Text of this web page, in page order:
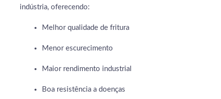
indústria, oferecendo:
Melhor qualidade de fritura
Menor escurecimento
Maior rendimento industrial
Boa resistência a doenças